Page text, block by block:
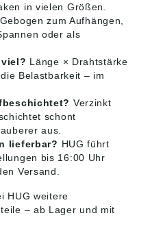
in vielen Größen.
Gebogen zum Aufhängen,
oder als
Länge × Drahtstärke
Belastbarkeit – im
Verzinkt
schont
aus.
lieferbar? HUG führt
bis 16:00 Uhr
Versand.
HUG weitere
– ab Lager und mit